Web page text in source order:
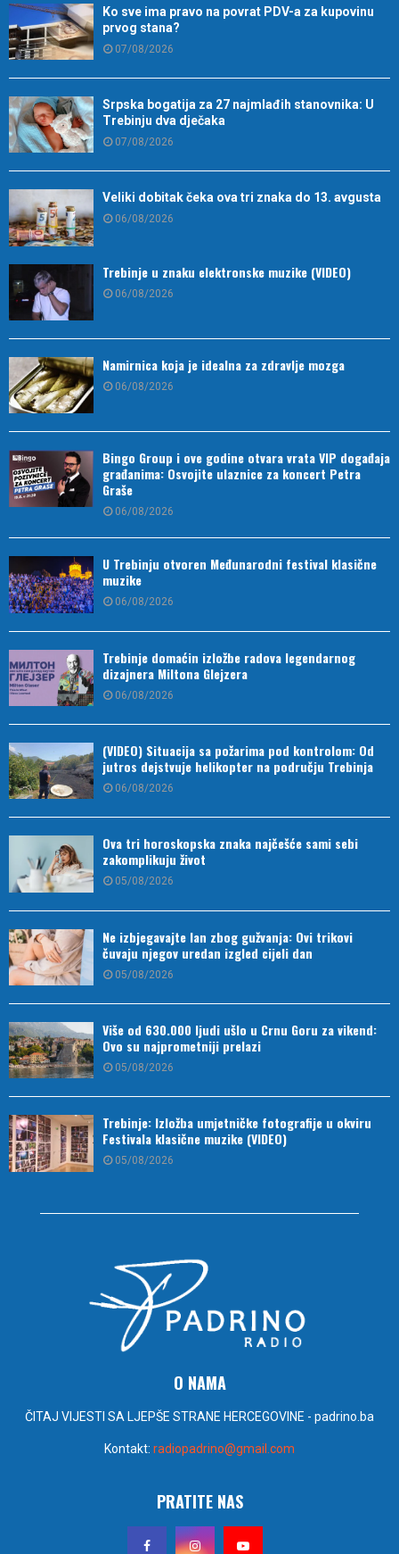
Ko sve ima pravo na povrat PDV-a za kupovinu
prvog stana?
07/08/2026
Srpska bogatija za 27 najmlađih stanovnika: U
Trebinju dva dječaka
07/08/2026
Veliki dobitak čeka ova tri znaka do 13. avgusta
06/08/2026
Trebinje u znaku elektronske muzike (VIDEO)
06/08/2026
Namirnica koja je idealna za zdravlje mozga
06/08/2026
Bingo Group i ove godine otvara vrata VIP događaja
građanima: Osvojite ulaznice za koncert Petra
Graše
06/08/2026
U Trebinju otvoren Međunarodni festival klasične
muzike
06/08/2026
Trebinje domaćin izložbe radova legendarnog
dizajnera Miltona Glejzera
06/08/2026
(VIDEO) Situacija sa požarima pod kontrolom: Od
jutros dejstvuje helikopter na području Trebinja
06/08/2026
Ova tri horoskopska znaka najčešće sami sebi
zakomplikuju život
05/08/2026
Ne izbjegavajte lan zbog gužvanja: Ovi trikovi
čuvaju njegov uredan izgled cijeli dan
05/08/2026
Više od 630.000 ljudi ušlo u Crnu Goru za vikend:
Ovo su najprometniji prelazi
05/08/2026
Trebinje: Izložba umjetničke fotografije u okviru
Festivala klasične muzike (VIDEO)
05/08/2026
O NAMA
ČITAJ VIJESTI SA LJEPŠE STRANE HERCEGOVINE - padrino.ba
Kontakt: radiopadrino@gmail.com
PRATITE NAS